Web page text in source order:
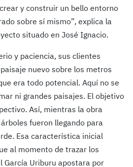
y construir un bello entorno
sobre sí mismo”, explica la
situado en José Ignacio.
y paciencia, sus clientes
nuevo sobre los metros
era todo potencial. Aquí no se
ni grandes paisajes. El objetivo
Así, mientras la obra
fueron llegando para
Esa característica inicial
al momento de trazar los
García Uriburu apostara por